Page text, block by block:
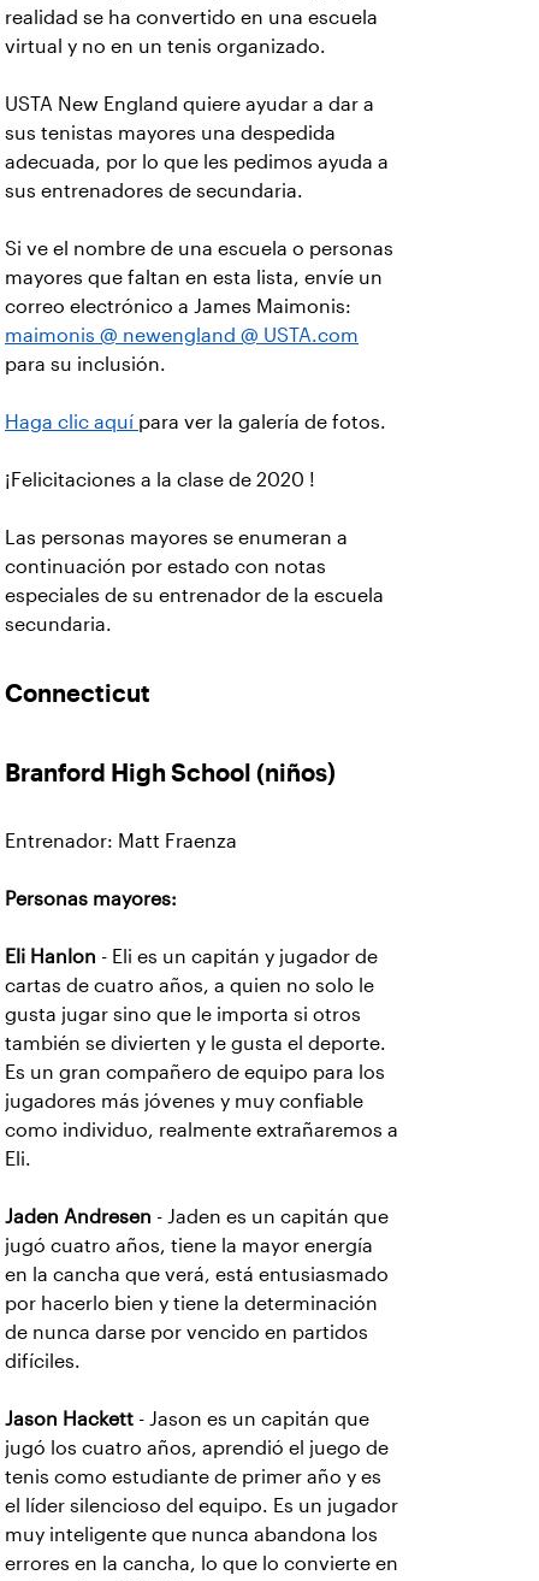
realidad se ha convertido en una escuela
virtual y no en un tenis organizado.
USTA New England quiere ayudar a dar a
sus tenistas mayores una despedida
adecuada, por lo que les pedimos ayuda a
sus entrenadores de secundaria.
Si ve el nombre de una escuela o personas
mayores que faltan en esta lista, envíe un
correo electrónico a James Maimonis:
maimonis @ newengland @ USTA.com
para su inclusión.
Haga clic aquí para ver la galería de fotos.
¡Felicitaciones a la clase de 2020 !
Las personas mayores se enumeran a
continuación por estado con notas
especiales de su entrenador de la escuela
secundaria.
Connecticut
Branford High School (niños)
Entrenador: Matt Fraenza
Personas mayores:
Eli Hanlon - Eli es un capitán y jugador de
cartas de cuatro años, a quien no solo le
gusta jugar sino que le importa si otros
también se divierten y le gusta el deporte.
Es un gran compañero de equipo para los
jugadores más jóvenes y muy confiable
como individuo, realmente extrañaremos a
Eli.
Jaden Andresen - Jaden es un capitán que
jugó cuatro años, tiene la mayor energía
en la cancha que verá, está entusiasmado
por hacerlo bien y tiene la determinación
de nunca darse por vencido en partidos
difíciles.
Jason Hackett - Jason es un capitán que
jugó los cuatro años, aprendió el juego de
tenis como estudiante de primer año y es
el líder silencioso del equipo. Es un jugador
muy inteligente que nunca abandona los
errores en la cancha, lo que lo convierte en